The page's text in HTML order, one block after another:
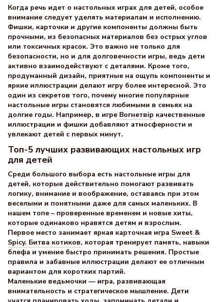
Когда речь идет о настольных играх для детей, особое
внимание следует уделять материалам и исполнению.
Фишки, карточки и другие компоненты должны быть
прочными, из безопасных материалов без острых углов
или токсичных красок. Это важно не только для
безопасности, но и для долговечности игры, ведь дети
активно взаимодействуют с деталями. Кроме того,
продуманный дизайн, приятные на ощупь компоненты и
яркие иллюстрации делают игру более интересной. Это
один из секретов того, почему многие популярные
настольные игры становятся любимыми в семьях на
долгие годы. Например, в игре Вогнетвір качественные
иллюстрации и фишки добавляют атмосферности и
увлекают детей с первых минут.
Топ-5 лучших развивающих настольных игр
для детей
Среди большого выбора есть настольные игры для
детей, которые действительно помогают развивать
логику, внимание и воображение, оставаясь при этом
веселыми и понятными даже для самых маленьких. В
нашем топе – проверенные временем и новые хиты,
которые одинаково нравятся детям и взрослым.
Первое место занимает яркая карточная игра Sweet &
Spicy. Битва котиков, которая тренирует память, навыки
блефа и умение быстро принимать решения. Простые
правила и забавные иллюстрации делают ее отличным
вариантом для коротких партий.
Маленькие ведьмочки — игра, развивающая
внимательность и стратегическое мышление. Дети